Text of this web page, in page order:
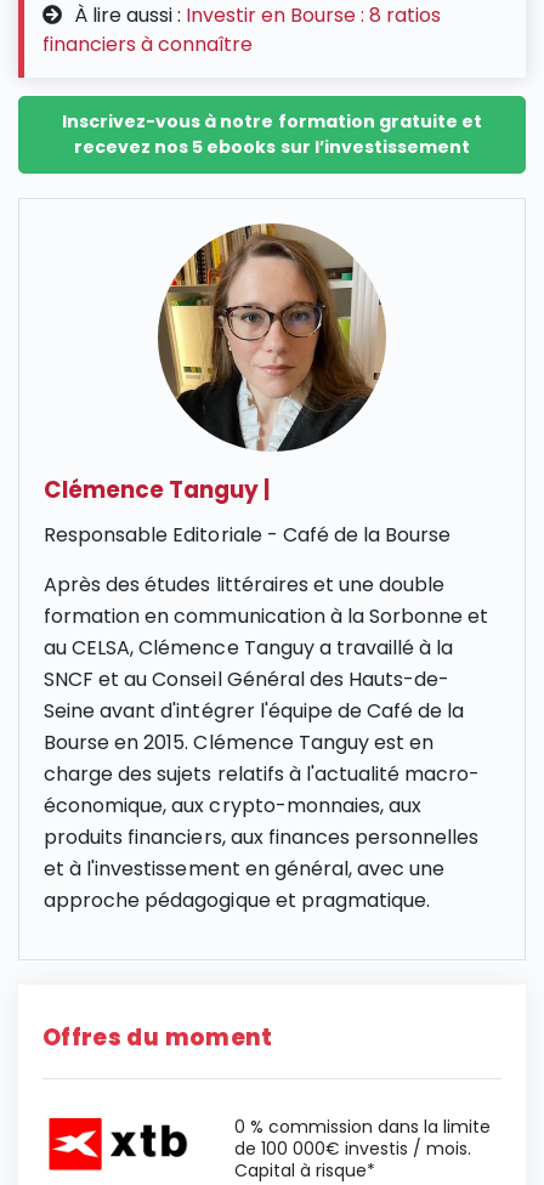
À lire aussi : Investir en Bourse : 8 ratios
financiers à connaître
Inscrivez-vous à notre formation gratuite et
recevez nos 5 ebooks sur l’investissement
Clémence Tanguy
Responsable Editoriale - Café de la Bourse
Après des études littéraires et une double
formation en communication à la Sorbonne et
au CELSA, Clémence Tanguy a travaillé à la
SNCF et au Conseil Général des Hauts-de-
Seine avant d'intégrer l'équipe de Café de la
Bourse en 2015. Clémence Tanguy est en
charge des sujets relatifs à l'actualité macro-
économique, aux crypto-monnaies, aux
produits financiers, aux finances personnelles
et à l'investissement en général, avec une
approche pédagogique et pragmatique.
Offres du moment
0 % commission dans la limite
de 100 000€ investis / mois.
Capital à risque*